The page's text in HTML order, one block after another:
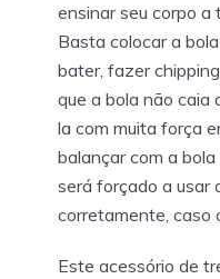
ensinar seu corpo a
Basta colocar a
bater, fazer
que a bola não
la com muita força
balançar com a
será forçado a usar
corretamente, caso
Este acessório de